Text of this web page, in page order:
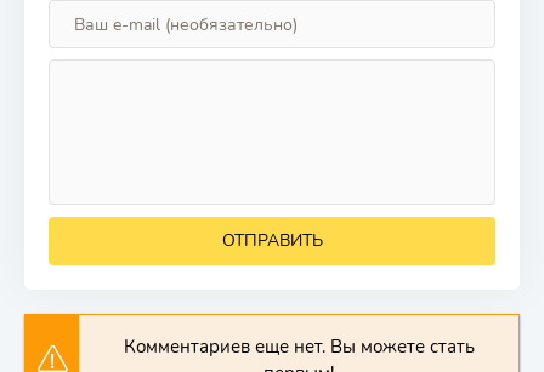
ОТПРАВИТЬ
Комментариев еще нет. Вы можете стать